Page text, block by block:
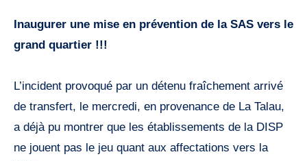
Inaugurer une mise en prévention de la SAS vers le
grand quartier !!!
L’incident provoqué par un détenu fraîchement arrivé
de transfert, le mercredi, en provenance de La Talau,
a déjà pu montrer que les établissements de la DISP
ne jouent pas le jeu quant aux affectations vers la